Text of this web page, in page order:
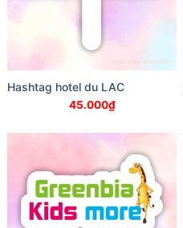
Hashtag hotel du LAC
45.000₫